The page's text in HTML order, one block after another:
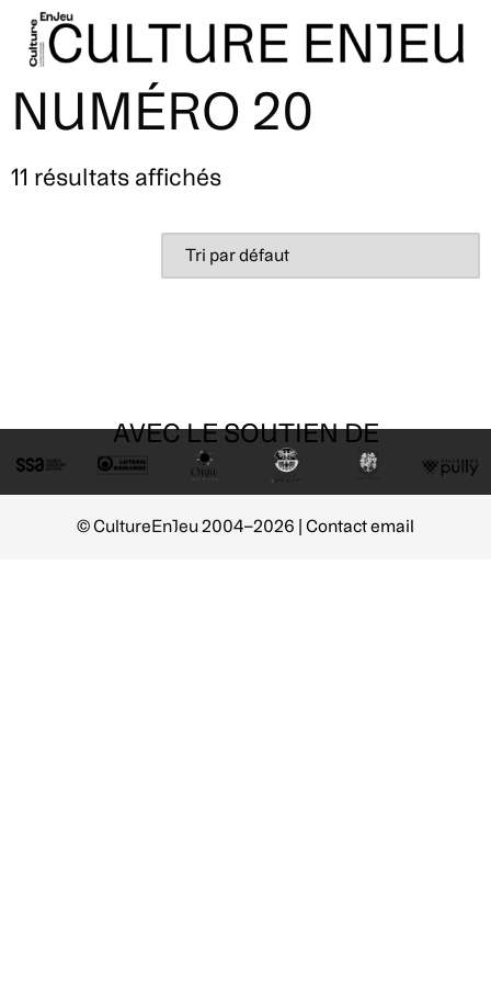
NUMÉRO 20
11 résultats affichés
AVEC LE SOUTIEN DE
© CultureEnJeu 2004–2026 | Contact email